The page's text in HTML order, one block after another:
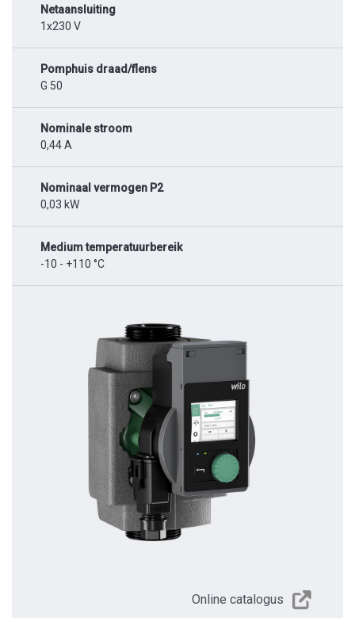
Netaansluiting
1x230 V
Pomphuis draad/flens
G 50
Nominale stroom
0,44 A
Nominaal vermogen P2
0,03 kW
Medium temperatuurbereik
-10 - +110 °C
Online catalogus